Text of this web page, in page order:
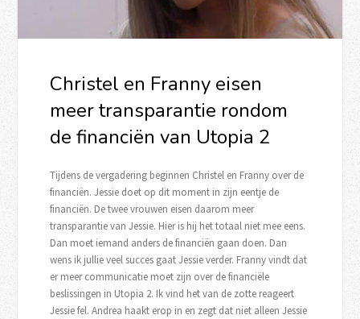
Christel en Franny eisen
meer transparantie rondom
de financiën van Utopia 2
Tijdens de vergadering beginnen Christel en Franny over de
financiën. Jessie doet op dit moment in zijn eentje de
financiën. De twee vrouwen eisen daarom meer
transparantie van Jessie. Hier is hij het totaal niet mee eens.
Dan moet iemand anders de financiën gaan doen. Dan
wens ik jullie veel succes gaat Jessie verder. Franny vindt dat
er meer communicatie moet zijn over de financiële
beslissingen in Utopia 2. Ik vind het van de zotte reageert
Jessie fel. Andrea haakt erop in en zegt dat niet alleen Jessie